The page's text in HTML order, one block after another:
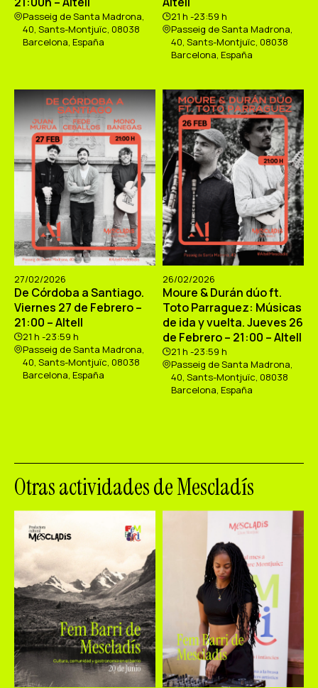
Passeig de Santa Madrona,
40, Sants-Montjuïc, 08038
Barcelona, España
21 h -23:59 h
Passeig de Santa Madrona,
40, Sants-Montjuïc, 08038
Barcelona, España
27/02/2026
De Córdoba a Santiago.
Viernes 27 de Febrero –
21:00 – Altell
21 h -23:59 h
Passeig de Santa Madrona,
40, Sants-Montjuïc, 08038
Barcelona, España
26/02/2026
Moure & Durán dúo ft.
Toto Parraguez: Músicas
de ida y vuelta. Jueves 26
de Febrero – 21:00 – Altell
21 h -23:59 h
Passeig de Santa Madrona,
40, Sants-Montjuïc, 08038
Barcelona, España
Otras actividades de Mescladís